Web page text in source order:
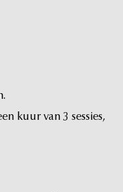
kuur van 3 sessies,